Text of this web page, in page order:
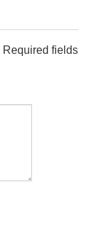
Required fields